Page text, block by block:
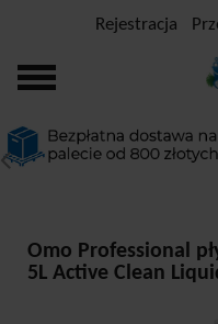
Rejestracja
Omo Professional
5L Active Clean